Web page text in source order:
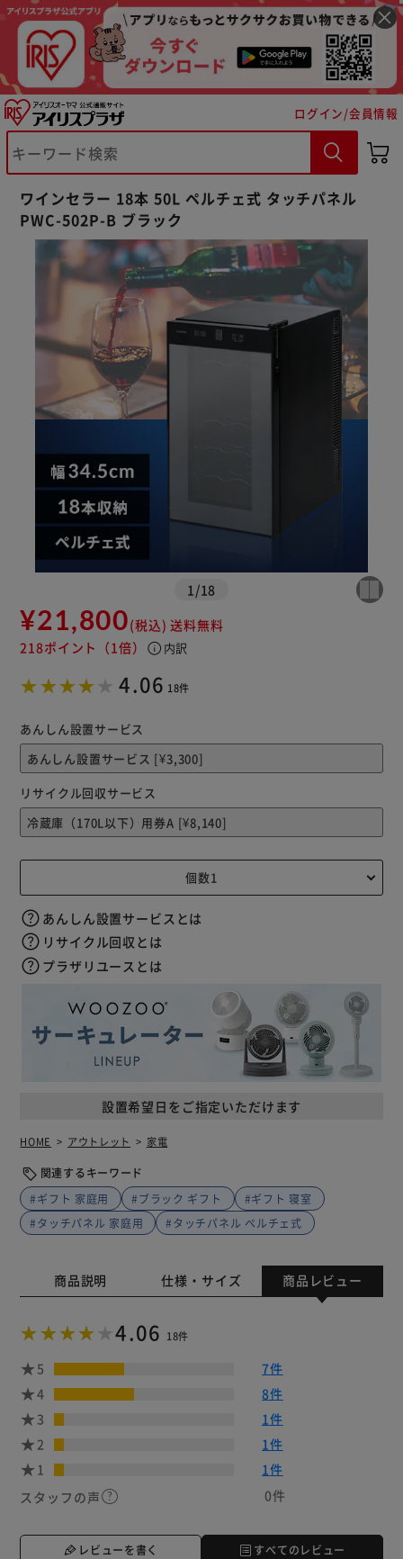
ログイン/会員情報
ワインセラー 18本 50L ペルチェ式 タッチパネル
PWC-502P-B ブラック
1 /18
¥21,800(税込) 送料無料
218ポイント （1倍） info 内訳
4.06 18件
設置希望日をご指定いただけます
あんしん設置サービス
リサイクル回収サービス
あんしん設置サービスとは
リサイクル回収とは
プラザリユースとは
HOME アウトレット 家電
関連するキーワード
#ギフト 家庭用
#ブラック ギフト
#ギフト 寝室
#タッチパネル 家庭用
#タッチパネル ペルチェ式
商品説明 仕様・サイズ 商品レビュー
4.06 18件
5
7件
4
8件
3
1件
2
1件
1
1件
スタッフの声
0件
レビューを書く すべてのレビュー
※ご確認ください